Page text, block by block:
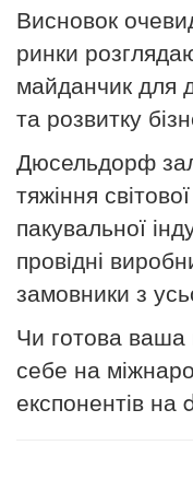
Висновок
ринки
майданчик для
та розвитку
Дюсельдорф
тяжіння
пакувальної
провідні
замовники з
Чи готова ваша
себе на
експонентів на